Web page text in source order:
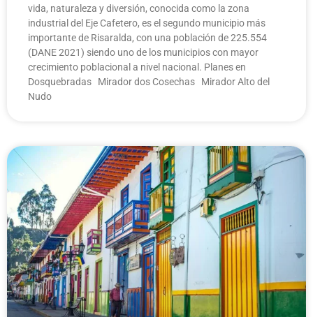
vida, naturaleza y diversión, conocida como la zona
industrial del Eje Cafetero, es el segundo municipio más
importante de Risaralda, con una población de 225.554
(DANE 2021) siendo uno de los municipios con mayor
crecimiento poblacional a nivel nacional. Planes en
Dosquebradas Mirador dos Cosechas Mirador Alto del
Nudo